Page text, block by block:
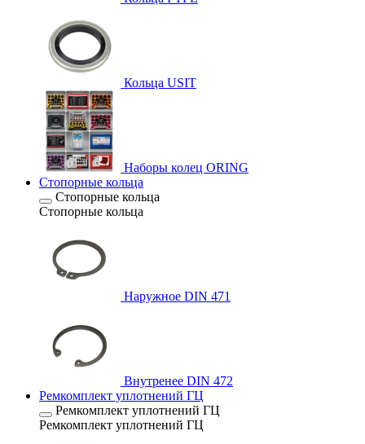
Кольца USIT
Наборы колец ORING
Стопорные кольца
Стопорные кольца
Стопорные кольца
Наружное DIN 471
Внутренее DIN 472
Ремкомплект уплотнений ГЦ
Ремкомплект уплотнений ГЦ
Ремкомплект уплотнений ГЦ